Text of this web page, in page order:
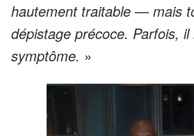
hautement traitable — mais
dépistage précoce. Parfois, il
symptôme. »